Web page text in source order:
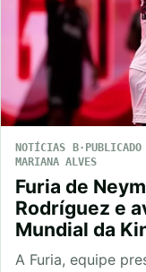
NOTÍCIAS
MARIANA ALVES
Furia de
Rodríguez e
Mundial da
A Furia, equipe